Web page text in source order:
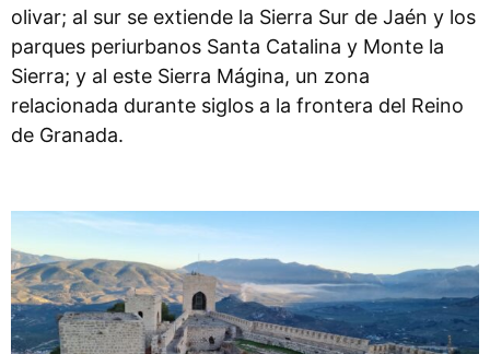
olivar; al sur se extiende la Sierra Sur de Jaén y los
parques periurbanos Santa Catalina y Monte la
Sierra; y al este Sierra Mágina, un zona
relacionada durante siglos a la frontera del Reino
de Granada.